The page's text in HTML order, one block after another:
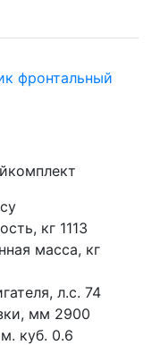
фронтальный
кг 1113
масса, кг
л.с. 74
мм 2900
куб. 0.6